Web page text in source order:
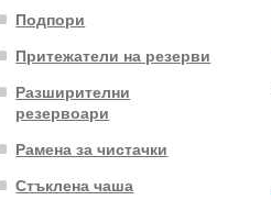
Подпори
Притежатели на резерви
Разширителни
резервоари
Рамена за чистачки
Стъклена чаша